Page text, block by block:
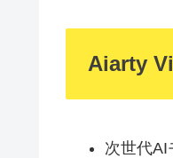
Aiarty
次世代AI